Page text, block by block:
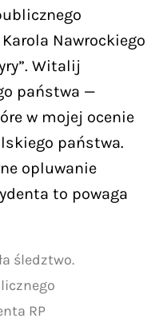
Nawrockiego
Witalij
państwa —
w mojej ocenie
państwa.
opluwanie
to powaga
śledztwo.
RP